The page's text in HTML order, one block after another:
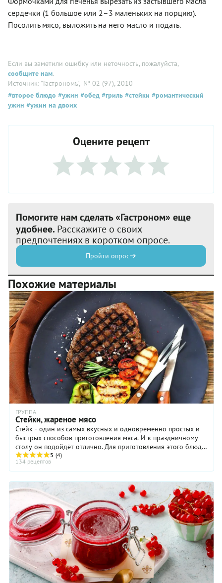
сердечки (1 большое или 2–3 маленьких на порцию).
Посолить мясо, выложить на него масло и подать.
Если вы заметили ошибку или неточность, пожалуйста,
сообщите нам.
Источник: "Гастрономъ", № 02 (97), 2010
#второе блюдо #ужин #обед #гриль #стейки #романтический
ужин #ужин на двоих
Оцените рецепт
Помогите нам сделать «Гастроном» еще
удобнее. Расскажите о своих
предпочтениях в коротком опросе.
Пройти опрос
Похожие материалы
ГРУППА
Стейки, жареное мясо
Стейк - один из самых вкусных и одновременно простых и
быстрых способов приготовления мяса. И к праздничному
столу он подойдёт отлично. Для приготовления этого блюда
возьмите говяжью или телячью ...
5 (4)
134 рецептов